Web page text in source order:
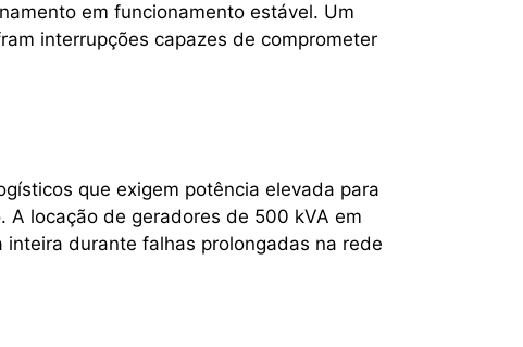
em funcionamento estável. Um
interrupções capazes de comprometer
que exigem potência elevada para
locação de geradores de 500 kVA em
durante falhas prolongadas na rede